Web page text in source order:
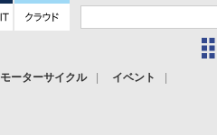
モーターサイクル
イベント